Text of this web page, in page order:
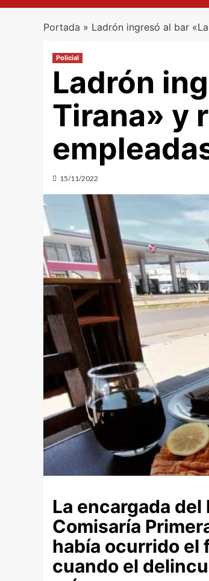
Portada » Ladrón ingresó al bar
Policial
Ladrón
Tirana» y
15/11/2022
La encargada
Comisaría
había ocurrido el
cuando el